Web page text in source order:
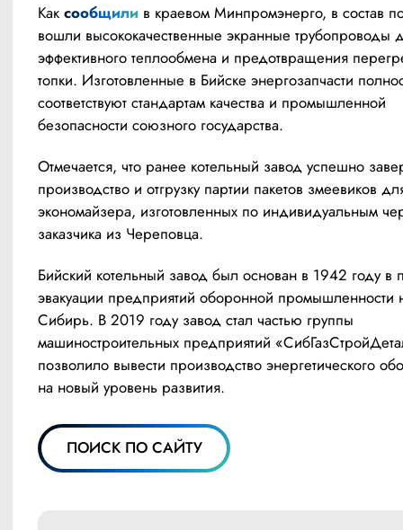
Как сообщили в краевом Минпромэнерго, в состав
вошли высококачественные экранные трубопроводы
эффективного теплообмена и предотвращения
топки. Изготовленные в Бийске энергозапчасти
соответствуют стандартам качества и промышленной
безопасности союзного государства.
Отмечается, что ранее котельный завод успешно
производство и отгрузку партии пакетов змеевиков
экономайзера, изготовленных по индивидуальным
заказчика из Череповца.
Бийский котельный завод был основан в 1942 году в
эвакуации предприятий оборонной промышленности
Сибирь. В 2019 году завод стал частью группы
машиностроительных предприятий
позволило вывести производство энергетического
на новый уровень развития.
ПОИСК ПО САЙТУ